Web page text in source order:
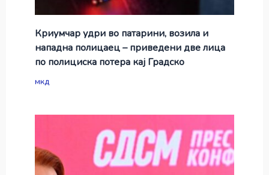
Криумчар удри во патарини, возила и
нападна полицаец – приведени две лица
по полициска потера кај Градско
мкд